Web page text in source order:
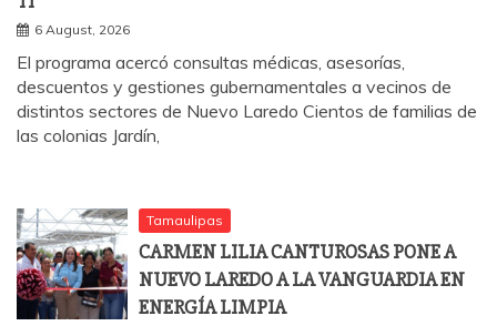
6 August, 2026
El programa acercó consultas médicas, asesorías,
descuentos y gestiones gubernamentales a vecinos de
distintos sectores de Nuevo Laredo Cientos de familias de
las colonias Jardín,
Tamaulipas
CARMEN LILIA CANTUROSAS PONE A
NUEVO LAREDO A LA VANGUARDIA EN
ENERGÍA LIMPIA